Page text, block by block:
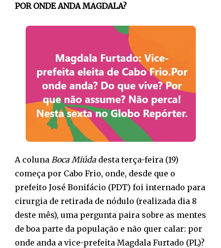
POR ONDE ANDA MAGDALA?
A coluna Boca Miúda desta terça-feira (19)
começa por Cabo Frio, onde, desde que o
prefeito José Bonifácio (PDT) foi internado para
cirurgia de retirada de nódulo (realizada dia 8
deste mês), uma pergunta paira sobre as mentes
de boa parte da população e não quer calar: por
onde anda a vice-prefeita Magdala Furtado (PL)?